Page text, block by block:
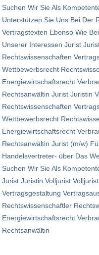
Suchen Wir Sie Als
Unterstützen Sie Uns Bei Der
Vertragstexten Ebenso Wie
Unserer Interessen Jurist
Rechtswissenschaften
Wettbewerbsrecht
Energiewirtschaftsrecht
Rechtsanwältin Jurist Juristin
Rechtswissenschaften
Wettbewerbsrecht
Energiewirtschaftsrecht
Rechtsanwältin Jurist (m/w)
Handelsvertreter- über Das
Suchen Wir Sie Als
Jurist Juristin Volljurist
Vertragsgestaltung
Rechtswissenschaftler
Energiewirtschaftsrecht
Rechtsanwältin